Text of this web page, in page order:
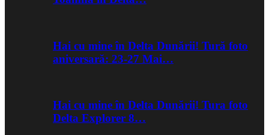
Hai cu mine în Delta Dunării! Tură foto
aniversară: 23-27 Mai…
Hai cu mine în Delta Dunării! Tura foto
Delta Explorer 8…